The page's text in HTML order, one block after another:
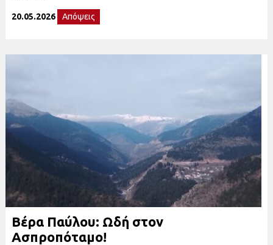
20.05.2026 Απόψεις
Βέρα Παύλου: Ωδή στον
Aσπροπόταμο!